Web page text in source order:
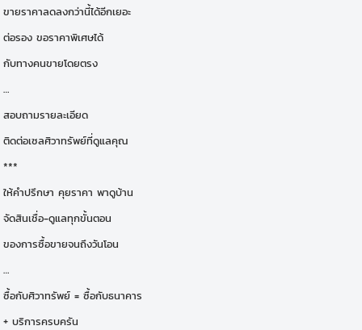
ขายราคาลดลงกว่านี้ได้อีกเยอะ
ต่อรอง ขอราคาพิเศษได้
กับทางคนขายโดยตรง
…
สอบถามรายละเอียด
ติดต่อเซลศิวาทรัพย์ที่ดูแลคุณ
***
ให้คำปรึกษา คุยราคา พาดูบ้าน
จัดสินเชื่อ-ดูแลทุกขั้นตอน
ของการซื้อขายจนถึงวันโอน
…
ซื้อกับศิวาทรัพย์ = ซื้อกับธนาคาร
+ บริการครบครัน